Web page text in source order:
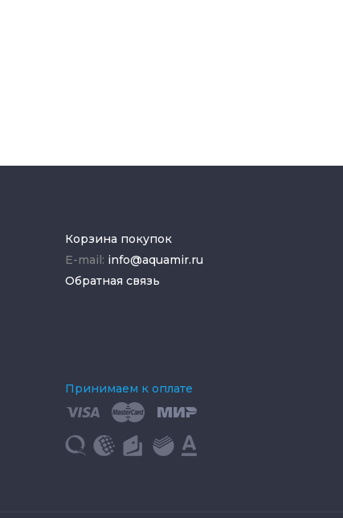
Корзина покупок
E-mail: info@aquamir.ru
Обратная связь
Принимаем к оплате